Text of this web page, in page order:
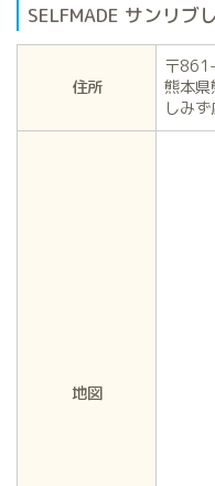
SELFMADE サンリブ
住所
〒
熊本
しみず
地図